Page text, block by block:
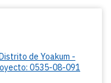
de Yoakum -
0535-08-091